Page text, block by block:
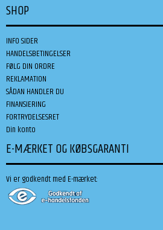
SHOP
INFO SIDER
HANDELSBETINGELSER
FØLG DIN ORDRE
REKLAMATION
SÅDAN HANDLER DU
FINANSIERING
FORTRYDELSESRET
Din konto
E-MÆRKET OG KØBSGARANTI
Vi er godkendt med E-mærket: